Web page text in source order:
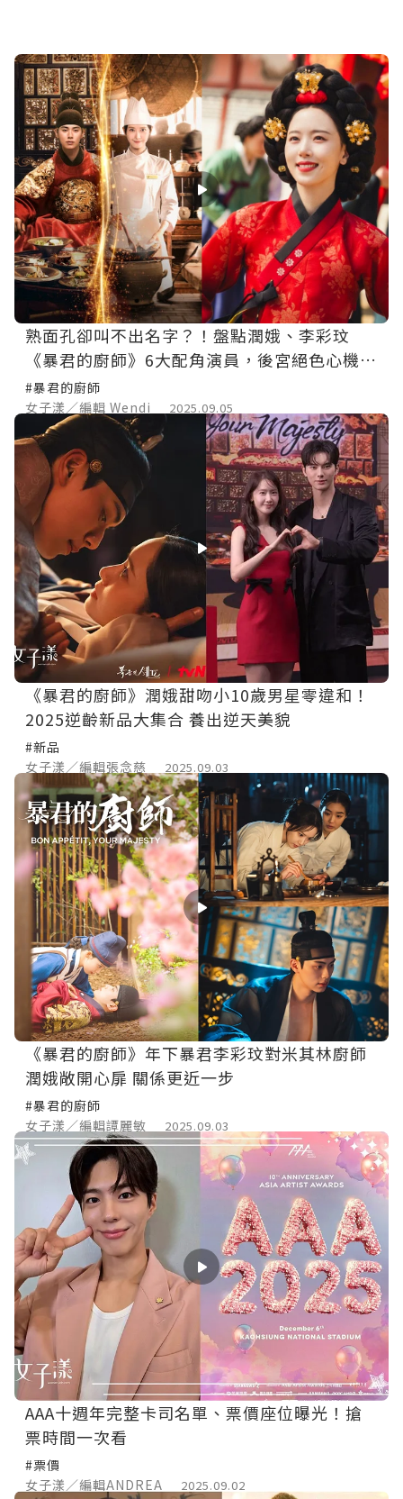
熟面孔卻叫不出名字？！盤點潤娥、李彩玟
《暴君的廚師》6大配角演員，後宮絕色心機美
人是她！
#暴君的廚師
女子漾／編輯 Wendi
2025.09.05
《暴君的廚師》潤娥甜吻小10歲男星零違和！
2025逆齡新品大集合 養出逆天美貌
#新品
女子漾／編輯張念慈
2025.09.03
《暴君的廚師》年下暴君李彩玟對米其林廚師
潤娥敞開心扉 關係更近一步
#暴君的廚師
女子漾／編輯譚麗敏
2025.09.03
AAA十週年完整卡司名單、票價座位曝光！搶
票時間一次看
#票價
女子漾／編輯ANDREA
2025.09.02